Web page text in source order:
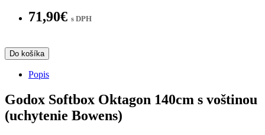
71,90€ s DPH
Do košíka
Popis
Godox Softbox Oktagon 140cm s voštinou
(uchytenie Bowens)